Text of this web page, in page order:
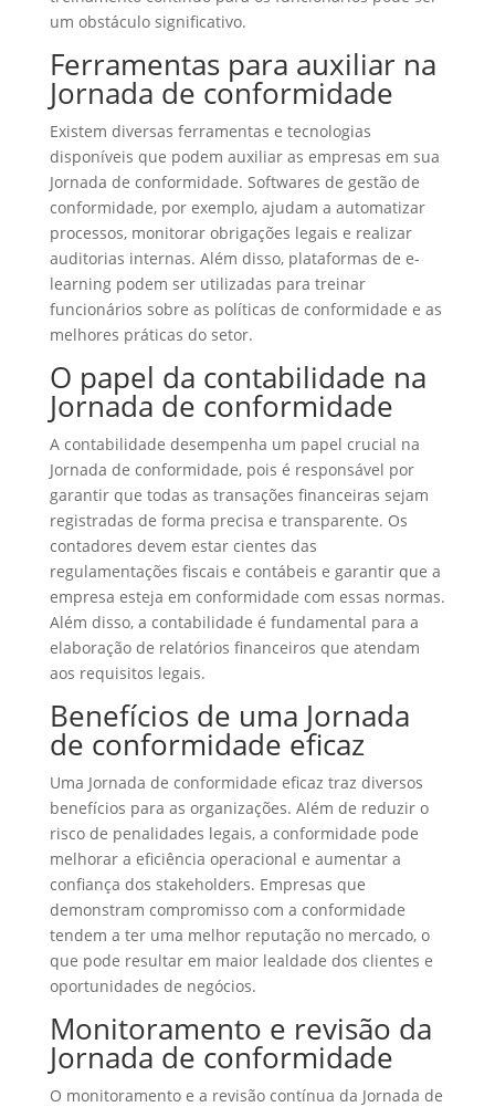
um obstáculo significativo.
Ferramentas para auxiliar na
Jornada de conformidade
Existem diversas ferramentas e tecnologias
disponíveis que podem auxiliar as empresas em sua
Jornada de conformidade. Softwares de gestão de
conformidade, por exemplo, ajudam a automatizar
processos, monitorar obrigações legais e realizar
auditorias internas. Além disso, plataformas de e-
learning podem ser utilizadas para treinar
funcionários sobre as políticas de conformidade e as
melhores práticas do setor.
O papel da contabilidade na
Jornada de conformidade
A contabilidade desempenha um papel crucial na
Jornada de conformidade, pois é responsável por
garantir que todas as transações financeiras sejam
registradas de forma precisa e transparente. Os
contadores devem estar cientes das
regulamentações fiscais e contábeis e garantir que a
empresa esteja em conformidade com essas normas.
Além disso, a contabilidade é fundamental para a
elaboração de relatórios financeiros que atendam
aos requisitos legais.
Benefícios de uma Jornada
de conformidade eficaz
Uma Jornada de conformidade eficaz traz diversos
benefícios para as organizações. Além de reduzir o
risco de penalidades legais, a conformidade pode
melhorar a eficiência operacional e aumentar a
confiança dos stakeholders. Empresas que
demonstram compromisso com a conformidade
tendem a ter uma melhor reputação no mercado, o
que pode resultar em maior lealdade dos clientes e
oportunidades de negócios.
Monitoramento e revisão da
Jornada de conformidade
O monitoramento e a revisão contínua da Jornada de